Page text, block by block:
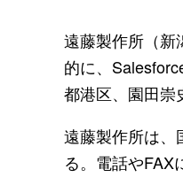
遠藤製作所（新
的に、
都港区、園田崇
遠藤製作所は、
る。電話やFAX